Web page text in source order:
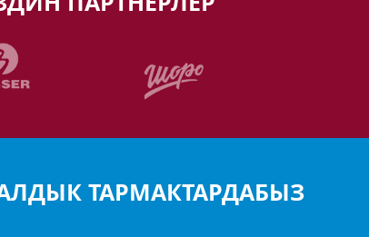
ТАРМАКТАРДАБЫЗ